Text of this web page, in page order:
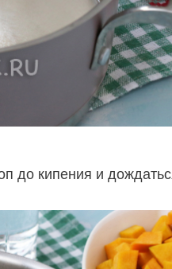
до кипения и